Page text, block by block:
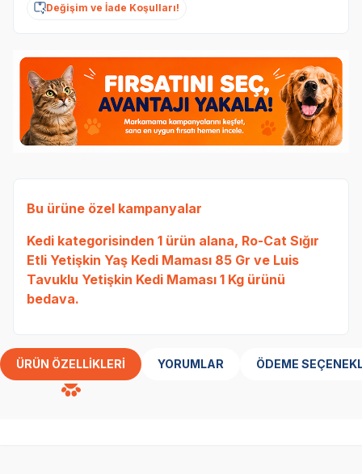
Değişim ve İade Koşulları!
Bu ürüne özel kampanyalar
Kedi kategorisinden 1 ürün alana, Ro-Cat Sığır
Etli Yetişkin Yaş Kedi Maması 85 Gr ve Luis
Tavuklu Yetişkin Kedi Maması 1 Kg ürünü
bedava.
ÜRÜN ÖZELLIKLERI YORUMLAR ÖDEME